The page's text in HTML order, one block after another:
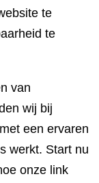
te
te
van
wij bij
een ervaren
werkt. Start nu
onze link